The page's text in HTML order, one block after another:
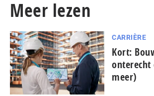
Meer lezen
CARRIÈRE
Kort:
meer)